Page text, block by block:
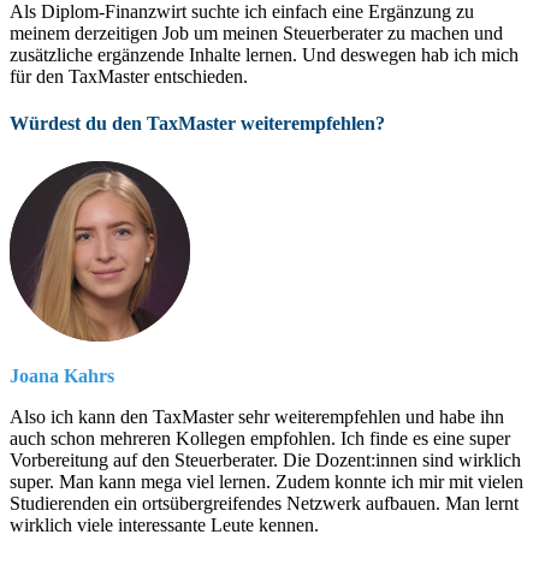
Als Diplom-Finanzwirt suchte ich einfach eine Ergänzung zu
meinem derzeitigen Job um meinen Steuerberater zu machen und
zusätzliche ergänzende Inhalte lernen. Und deswegen hab ich mich
für den TaxMaster entschieden.
Würdest du den TaxMaster weiterempfehlen?
Joana Kahrs
Also ich kann den TaxMaster sehr weiterempfehlen und habe ihn
auch schon mehreren Kollegen empfohlen. Ich finde es eine super
Vorbereitung auf den Steuerberater. Die Dozent:innen sind wirklich
super. Man kann mega viel lernen. Zudem konnte ich mir mit vielen
Studierenden ein ortsübergreifendes Netzwerk aufbauen. Man lernt
wirklich viele interessante Leute kennen.